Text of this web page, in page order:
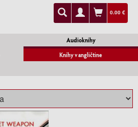
0.00 €
Audioknihy
Knihy v angličtine